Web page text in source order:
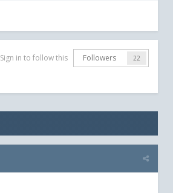
Sign in to follow this Followers 22